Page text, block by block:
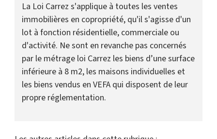
La Loi Carrez s'applique à toutes les ventes
immobilières en copropriété, qu'il s'agisse d'un
lot à fonction résidentielle, commerciale ou
d'activité. Ne sont en revanche pas concernés
par le métrage loi Carrez les biens d’une surface
inférieure à 8 m2, les maisons individuelles et
les biens vendus en VEFA qui disposent de leur
propre réglementation.